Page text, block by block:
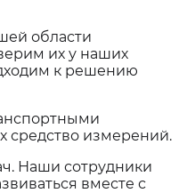
области
их у наших
к решению
средство измерений.
Наши сотрудники
вместе с